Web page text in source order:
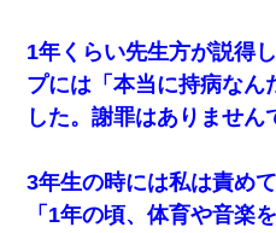
【戦争】不妊の俺嫁に弟嫁が2日
にしてなかったが、あまりにも
顔引きつってた → そして弟嫁が
【驚愕】5000円でＪＫと行為し
彼女(37)の情欲がえげつない件
1年くらい先生方が説得
プには「本当に持病なん
した。謝罪はありません
3年生の時には私は責め
「1年の頃、体育や音楽